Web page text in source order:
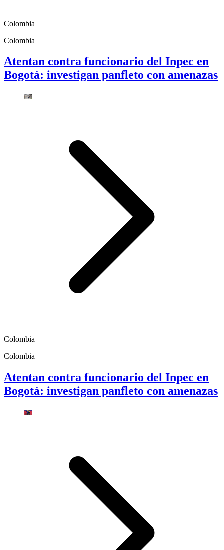
Colombia
Colombia
Atentan contra funcionario del Inpec en
Bogotá: investigan panfleto con amenazas
Colombia
Colombia
Atentan contra funcionario del Inpec en
Bogotá: investigan panfleto con amenazas